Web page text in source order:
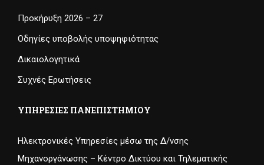
Προκήρυξη 2026 – 27
Οδηγίες υποβολής υποψηφιότητας
Δικαιολογητικά
Συχνές Ερωτήσεις
ΥΠΗΡΕΣΊΕΣ ΠΑΝΕΠΙΣΤΗΜΊΟΥ
Ηλεκτρονικές Υπηρεσίες μέσω της Δ/νσης
Μηχανοργάνωσης – Κέντρο Δικτύου και Τηλεματικής